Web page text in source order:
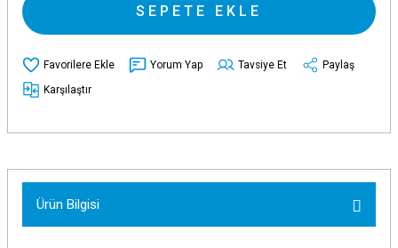
SEPETE EKLE
Yorum Yap Tavsiye Et
Paylaş
Karşılaştır
Ürün Bilgisi